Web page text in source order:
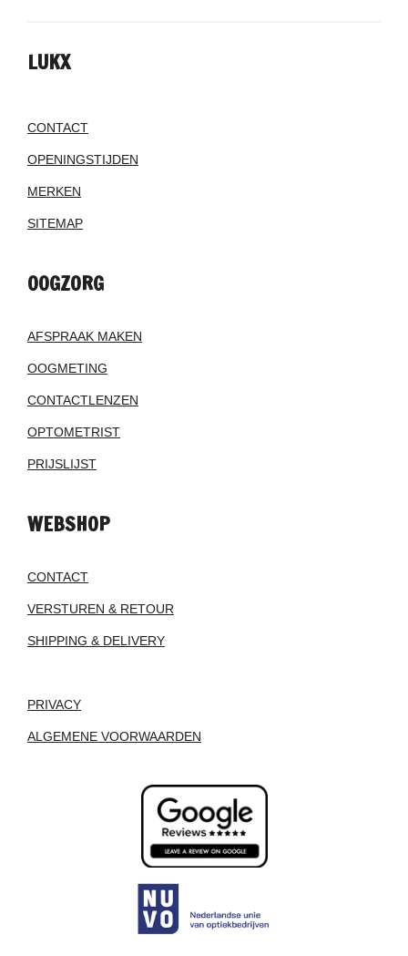
LUKX
CONTACT
OPENINGSTIJDEN
MERKEN
SITEMAP
OOGZORG
AFSPRAAK MAKEN
OOGMETING
CONTACTLENZEN
OPTOMETRIST
PRIJSLIJST
WEBSHOP
CONTACT
VERSTUREN & RETOUR
SHIPPING & DELIVERY
PRIVACY
ALGEMENE VOORWAARDEN